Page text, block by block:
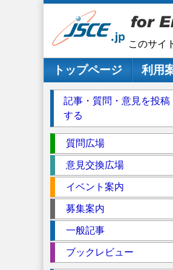
このサイ
メインナビゲーション
トップページ 利用
記事・質問・意見を投稿
する
ク
シ
質問広場
意見交換広場
イベント案内
募集案内
一般記事
ブックレビュー